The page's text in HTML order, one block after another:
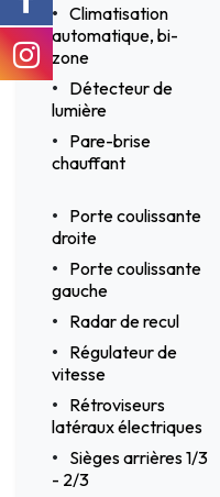
Climatisation
automatique, bi-
zone
Détecteur de
lumière
Pare-brise
chauffant
Porte coulissante
droite
Porte coulissante
gauche
Radar de recul
Régulateur de
vitesse
Rétroviseurs
latéraux électriques
Sièges arrières 1/3
- 2/3